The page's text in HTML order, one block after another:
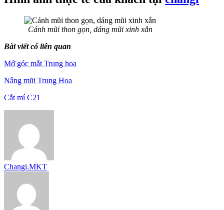
Cánh mũi thon gọn, dáng mũi xinh xắn
Bài viết có liên quan
Mở góc mắt Trung hoa
Nâng mũi Trung Hoa
Cắt mí C21
Changi.MKT